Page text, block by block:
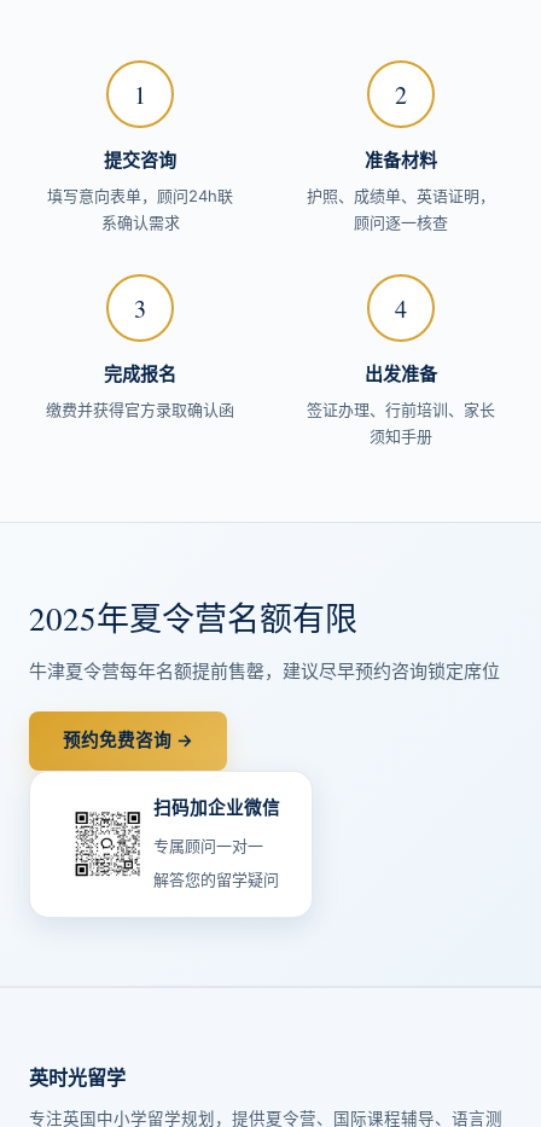
1
提交咨询
填写意向表单，顾问24h联
系确认需求
2
准备材料
护照、成绩单、英语证明，
顾问逐一核查
3
完成报名
缴费并获得官方录取确认函
4
出发准备
签证办理、行前培训、家长
须知手册
2025年夏令营名额有限
牛津夏令营每年名额提前售罄，建议尽早预约咨询锁定席位
预约免费咨询 →
扫码加企业微信
专属顾问一对一
解答您的留学疑问
英时光留学
专注英国中小学留学规划，提供夏令营、国际课程辅导、语言测